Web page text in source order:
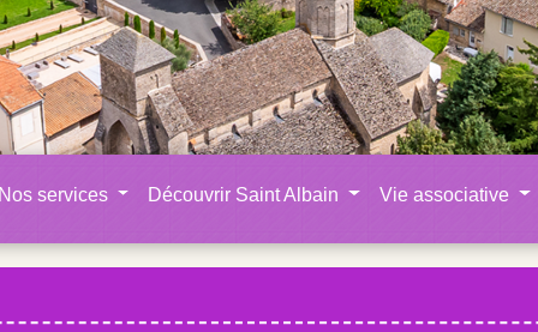
Nos services Découvrir Saint Albain Vie associative